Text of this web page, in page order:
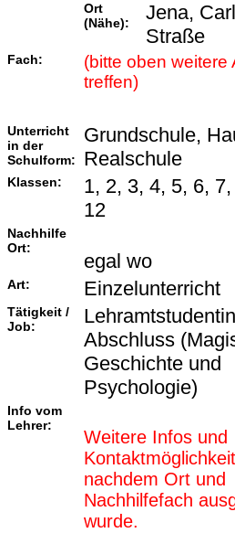
Ort
(Nähe):
Jena,
Straße
Fach:
(bitte oben weitere
treffen)
Unterricht
in der
Schulform:
Grundschule,
Realschule
Klassen:
1, 2, 3, 4, 5, 6,
12
Nachhilfe
Ort:
egal wo
Art: Einzelunterricht
Tätigkeit /
Job:
Abschluss
Geschichte und
Psychologie)
Info vom
Lehrer:
Weitere Infos und
nachdem Ort und
Nachhilfefach
wurde.